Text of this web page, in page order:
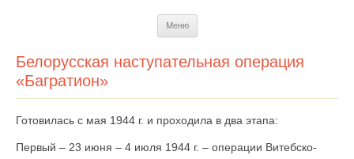
Меню
Белорусская наступательная операция
«Багратион»
Готовилась с мая 1944 г. и проходила в два этапа:
Первый – 23 июня – 4 июля 1944 г. – операции Витебско-